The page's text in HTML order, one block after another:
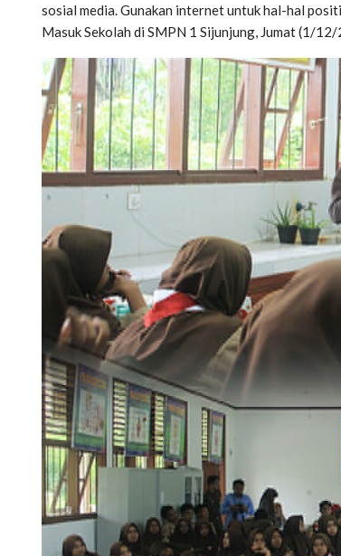
sosial media. Gunakan internet untuk hal-hal
Masuk Sekolah di SMPN 1 Sijunjung, Jumat (1/12/